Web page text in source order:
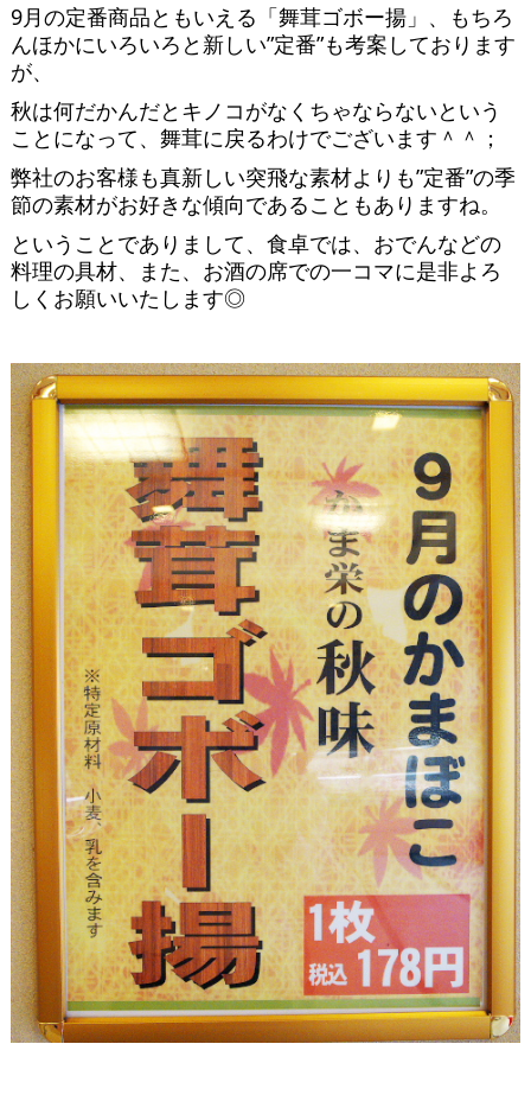
9月の定番商品ともいえる「舞茸ゴボー揚」、もちろ
んほかにいろいろと新しい”定番”も考案しております
が、
秋は何だかんだとキノコがなくちゃならないという
ことになって、舞茸に戻るわけでございます＾＾；
弊社のお客様も真新しい突飛な素材よりも”定番”の季
節の素材がお好きな傾向であることもありますね。
ということでありまして、食卓では、おでんなどの
料理の具材、また、お酒の席での一コマに是非よろ
しくお願いいたします◎